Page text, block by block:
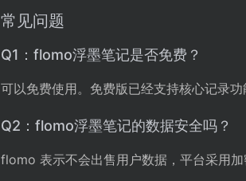
常见问题
Q1：flomo浮墨笔记是否免费？
可以免费使用。免费版已经支持核心记录
Q2：flomo浮墨笔记的数据安全吗？
flomo 表示不会出售用户数据，平台采用加